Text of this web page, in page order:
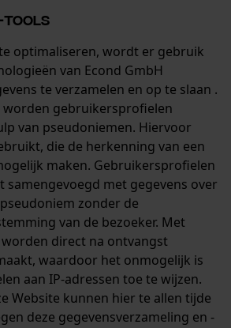
TOOLS
optimaliseren, wordt er gebruik
van Econd GmbH
te verzamelen en op te slaan .
worden gebruikersprofielen
van pseudoniemen. Hiervoor
die de herkenning van een
maken. Gebruikersprofielen
met gegevens over
zonder de
van de bezoeker. Met
direct na ontvangst
waardoor het onmogelijk is
aan IP-adressen toe te wijzen.
Website kunnen hier te allen tijde
deze gegevensverzameling en -